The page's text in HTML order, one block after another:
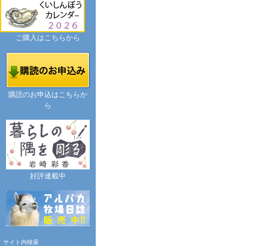
ご購入はこちらから
購読のお申込はこちらか
ら
好評連載中
サイト内検索